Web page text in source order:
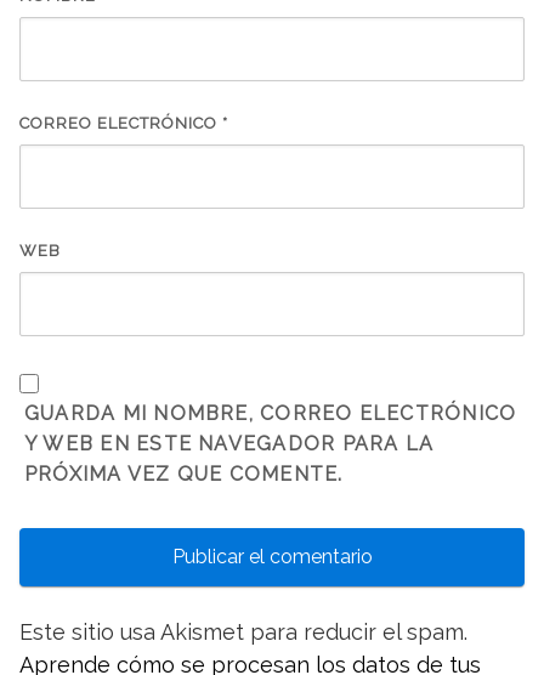
CORREO ELECTRÓNICO *
WEB
GUARDA MI NOMBRE, CORREO ELECTRÓNICO
Y WEB EN ESTE NAVEGADOR PARA LA
PRÓXIMA VEZ QUE COMENTE.
Este sitio usa Akismet para reducir el spam.
Aprende cómo se procesan los datos de tus